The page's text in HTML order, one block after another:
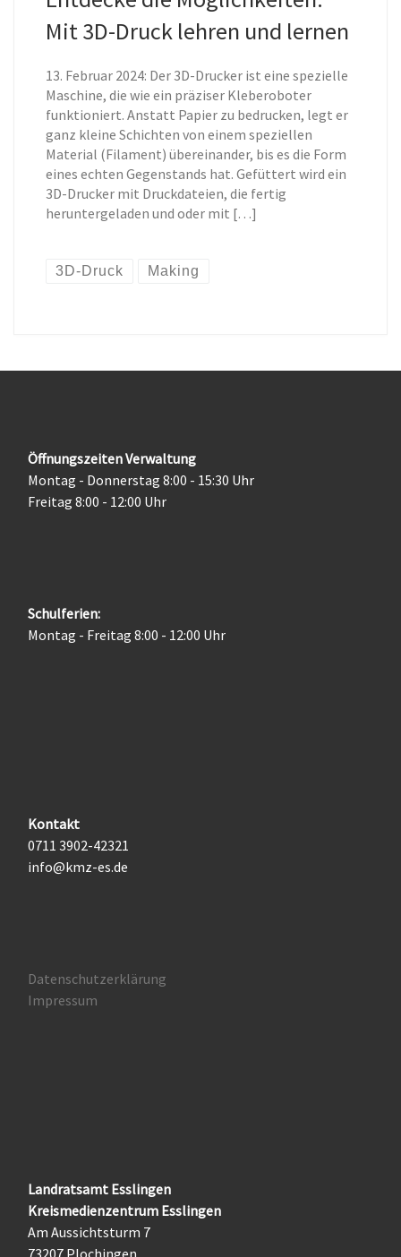
Mit 3D-Druck lehren und lernen
13. Februar 2024: Der 3D-Drucker ist eine spezielle
Maschine, die wie ein präziser Kleberoboter
funktioniert. Anstatt Papier zu bedrucken, legt er
ganz kleine Schichten von einem speziellen
Material (Filament) übereinander, bis es die Form
eines echten Gegenstands hat. Gefüttert wird ein
3D-Drucker mit Druckdateien, die fertig
heruntergeladen und oder mit […]
3D-Druck Making
Öffnungszeiten Verwaltung
Montag - Donnerstag 8:00 - 15:30 Uhr
Freitag 8:00 - 12:00 Uhr
Schulferien:
Montag - Freitag 8:00 - 12:00 Uhr
Kontakt
0711 3902-42321
info@kmz-es.de
Datenschutzerklärung
Impressum
Landratsamt Esslingen
Kreismedienzentrum Esslingen
Am Aussichtsturm 7
73207 Plochingen